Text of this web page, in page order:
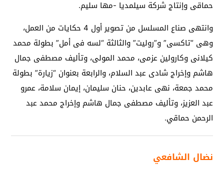
حماقى وإنتاج شركة سيلمديا -مها سليم.
وانتهى صناع المسلسل من تصوير أول 4 حكايات من العمل،
وهى “تاكسى” و”روليت” والثالثة “لسه فى أمل” بطولة محمد
كيلانى وكارولين عزمى، محمد المولى، وتأليف مصطفى جمال
هاشم وإخراج شادى عبد السلام، والرابعة بعنوان “زيارة” بطولة
محمد جمعة، نهى عابدين، حنان سليمان، إيمان سلامة، عمرو
عبد العزيز، وتأليف مصطفى جمال هاشم وإخراج محمد عبد
الرحمن حماقي.
نضال الشافعي